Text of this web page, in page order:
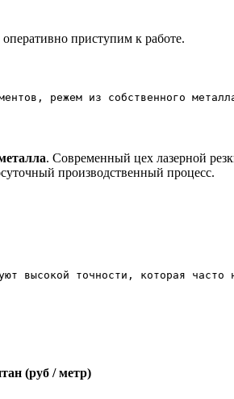
приступим к работе.
. Современный цех лазерной
производственный процесс.
(руб / метр)